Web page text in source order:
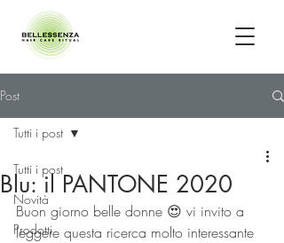
Post
Tutti i post
Novità
Prodotti
Tutti i post
Blu: il PANTONE 2020
Buon giorno belle donne 😍 vi invito a
leggere questa ricerca molto interessante